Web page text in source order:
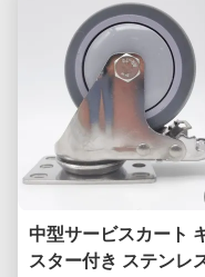
中型サービスカート
スター付き ステンレ